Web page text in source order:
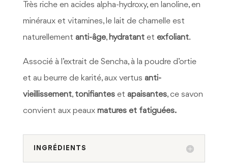
Très riche en acides alpha-hydroxy, en lanoline, en
minéraux et vitamines, le lait de chamelle est
naturellement anti-âge,hydratantet exfoliant.
Associé à l’extrait de Sencha, à la poudre d’ortie
et au beurre de karité, aux vertus anti-
vieillissement, tonifianteset apaisantes, ce savon
convient aux peaux matures et fatiguées.
INGRÉDIENTS